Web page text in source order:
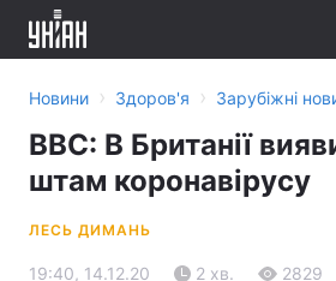
Новини › Здоров'я › Зарубіжні
BBC: В Британії
штам коронавірусу
ЛЕСЬ ДИМАНЬ
19:40, 14.12.20 2 хв. 2829